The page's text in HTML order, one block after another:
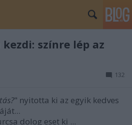
színre lép az
132
" nyitotta ki az egyik kedves
dolog eset ki ...